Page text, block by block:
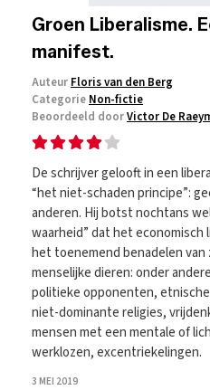
Groen Liberalisme.
manifest.
Auteur Floris van den Berg
Categorie Non-fictie
Beoordeeld doorVictor De
De schrijver gelooft in een
“het niet-schaden principe”:
anderen. Hij botst nochtans
waarheid” dat het
het toenemend benadelen van
menselijke dieren: onder
politieke opponenten,
niet-dominante religies,
mensen met een mentale of
werklozen, excentriekelingen.
3 MEI 2019